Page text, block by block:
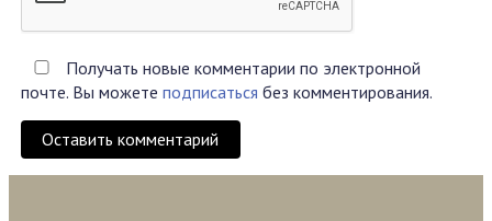
Получать новые комментарии по электронной
почте. Вы можете подписаться без комментирования.
Оставить комментарий